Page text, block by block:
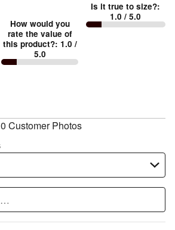
How would you
rate the value of
this product?: 1.0 /
5.0
small
and
Is it true to size?:
1.0 / 5.0
0 Customer Photos